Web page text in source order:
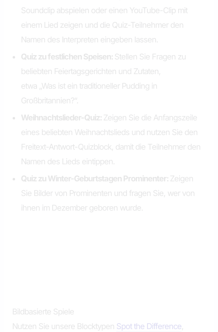
Soundclip abspielen oder einen YouTube-Clip mit
einem Lied zeigen und die Quiz-Teilnehmer den
Namen des Interpreten eingeben lassen.
Quiz zu festlichen Speisen: Stellen Sie Fragen zu
beliebten Feiertagsgerichten und Zutaten,
etwa „Was ist ein traditioneller Pudding in
Großbritannien?“.
Weihnachtslieder-Quiz: Zeigen Sie die Anfangszeile
eines beliebten Weihnachtslieds und nutzen Sie den
Freitext-Antwort-Quizblock, damit die Teilnehmer den
Namen des Lieds eintippen.
Quiz zu Winter-Geburtstagen Prominenter: Zeigen
Sie Bilder von Prominenten und fragen Sie, wer von
ihnen im Dezember geboren wurde.
Bildbasierte Spiele
Nutzen Sie unsere Blocktypen Spot the Difference,